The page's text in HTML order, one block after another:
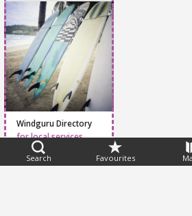
Search Favourites
Windguru Directory
for local services